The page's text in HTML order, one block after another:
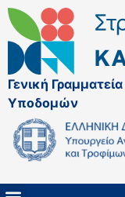
Γενική
Υποδομών